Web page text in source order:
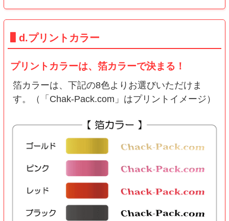
d.プリントカラー
プリントカラーは、箔カラーで決まる！
箔カラーは、下記の8色よりお選びいただけま
す。（「Chak-Pack.com」はプリントイメージ）